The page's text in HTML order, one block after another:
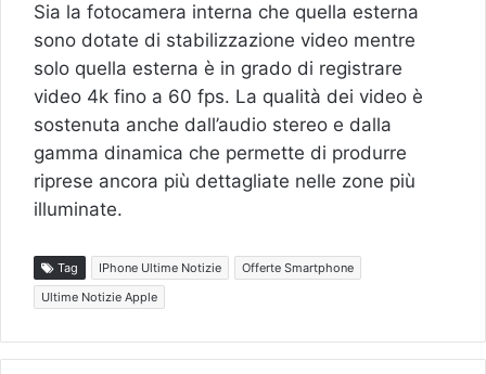
Sia la fotocamera interna che quella esterna
sono dotate di stabilizzazione video mentre
solo quella esterna è in grado di registrare
video 4k fino a 60 fps. La qualità dei video è
sostenuta anche dall’audio stereo e dalla
gamma dinamica che permette di produrre
riprese ancora più dettagliate nelle zone più
illuminate.
Tag IPhone Ultime Notizie
Offerte Smartphone
Ultime Notizie Apple